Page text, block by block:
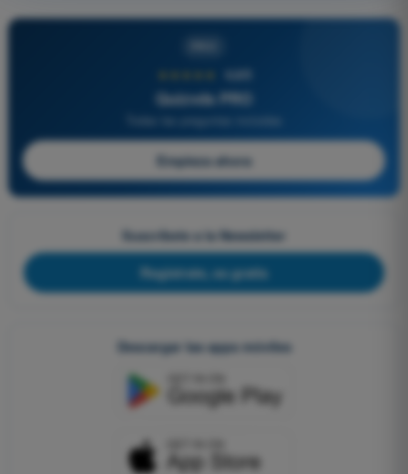
4,6/5
Quizvds PRO
Empieza ahora
Suscríbete a la Newsletter
Regístrate, es gratis
Descargar las apps móviles